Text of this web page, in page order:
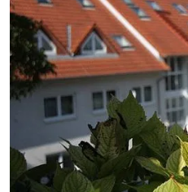
Doppelzimmer Economy
2 Erwachsene